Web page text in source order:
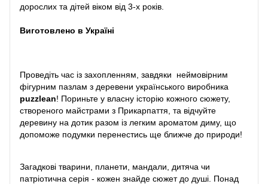
дорослих та дітей віком від 3-х років.
Виготовлено в Україні
Проведіть час із захопленням, завдяки неймовірним
фігурним пазлам з деревени українського виробника
puzzlean! Пориньте у власну історію кожного сюжету,
створеного майстрами з Прикарпаття, та відчуйте
деревину на дотик разом із легким ароматом диму, що
допоможе подумки перенестись ще ближче до природи!
Загадкові тварини, планети, мандали, дитяча чи
патріотична серія - кожен знайде сюжет до душі. Понад